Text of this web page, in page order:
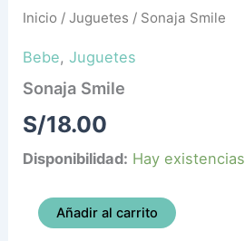
Inicio /Juguetes / Sonaja Smile
Bebe,Juguetes
Sonaja Smile
S/18.00
Disponibilidad: Hay existencias
Añadir al carrito